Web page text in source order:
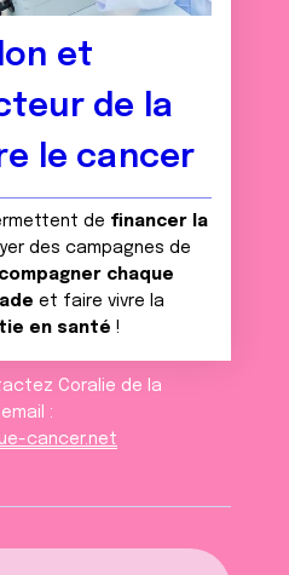
et
de la
le cancer
de financer la
des campagnes de
chaque
et faire vivre la
en santé !
Coralie de la
:
cancer.net